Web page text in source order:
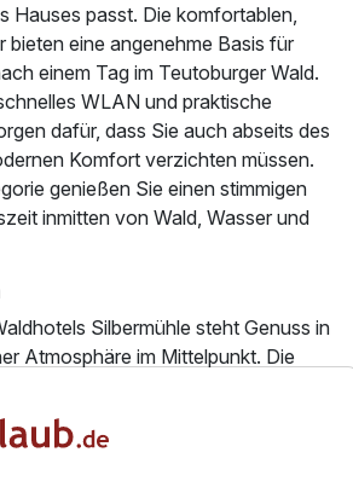
Hauses passt. Die komfortablen,
bieten eine angenehme Basis für
einem Tag im Teutoburger Wald.
WLAN und praktische
dafür, dass Sie auch abseits des
Komfort verzichten müssen.
genießen Sie einen stimmigen
inmitten von Wald, Wasser und
Silbermühle steht Genuss in
Atmosphäre im Mittelpunkt. Die
und Saibling stammen aus
ein kulinarisches Angebot,